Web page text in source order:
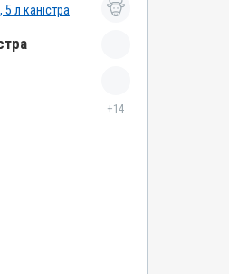
з кормом
Для жовчних
+14